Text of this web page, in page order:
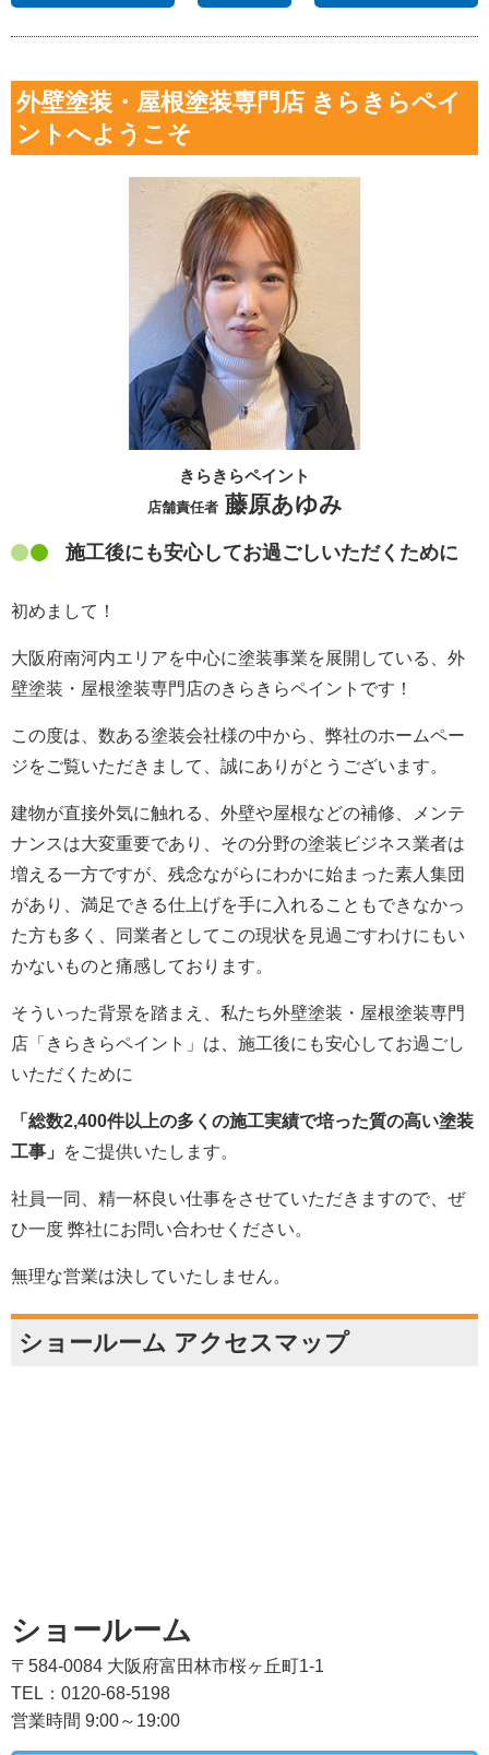
外壁塗装・屋根塗装専門店 きらきらペイ
ントへようこそ
きらきらペイント
店舗責任者藤原あゆみ
施工後にも安心してお過ごしいただくために
初めまして！
大阪府南河内エリアを中心に塗装事業を展開している、外
壁塗装・屋根塗装専門店のきらきらペイントです！
この度は、数ある塗装会社様の中から、弊社のホームペー
ジをご覧いただきまして、誠にありがとうございます。
建物が直接外気に触れる、外壁や屋根などの補修、メンテ
ナンスは大変重要であり、その分野の塗装ビジネス業者は
増える一方ですが、残念ながらにわかに始まった素人集団
があり、満足できる仕上げを手に入れることもできなかっ
た方も多く、同業者としてこの現状を見過ごすわけにもい
かないものと痛感しております。
そういった背景を踏まえ、私たち外壁塗装・屋根塗装専門
店「きらきらペイント」は、施工後にも安心してお過ごし
いただくために
「総数2,400件以上の多くの施工実績で培った質の高い塗装
工事」
をご提供いたします。
社員一同、精一杯良い仕事をさせていただきますので、ぜ
ひ一度 弊社にお問い合わせください。
無理な営業は決していたしません。
ショールーム アクセスマップ
ショールーム
〒584-0084 大阪府富田林市桜ヶ丘町1-1
TEL：0120-68-5198
営業時間 9:00～19:00